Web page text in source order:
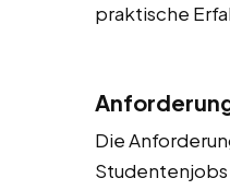
praktische
Die
Studentenjobs